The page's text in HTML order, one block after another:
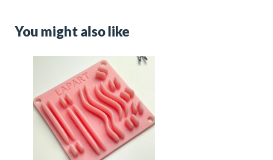
You might also like